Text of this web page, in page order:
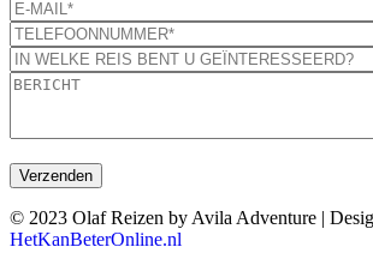
© 2023 Olaf Reizen by Avila Adventure |
HetKanBeterOnline.nl